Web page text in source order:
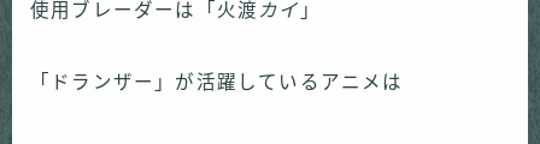
使用ブレーダーは「火渡 カイ 」
「ドランザー」が活躍しているアニメは